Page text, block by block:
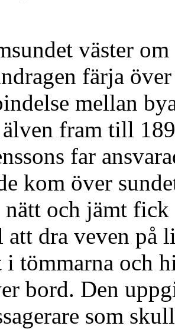
väster
färja
mellan
fram till
far
kom över
nätt och jämt
dra veven på
i tömmarna och
bord. Den
som